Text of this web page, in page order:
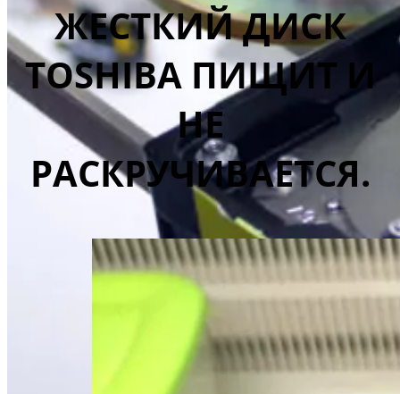
ЖЕСТКИЙ ДИСК
TOSHIBA ПИЩИТ И
НЕ
РАСКРУЧИВАЕТСЯ.